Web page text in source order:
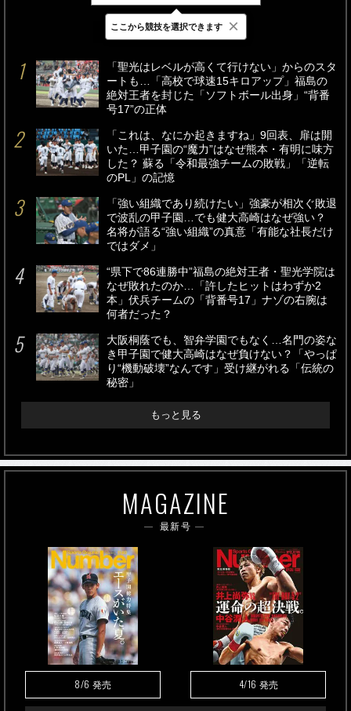
最新 24時間 週間
「聖光はレベルが高くて行けない」からのスタ
ートも…「高校で球速15キロアップ」福島の
絶対王者を封じた「ソフトボール出身」“背番
号17”の正体
「これは、なにか起きますね」9回表、扉は開
いた…甲子園の“魔力”はなぜ熊本・有明に味方
した？ 蘇る「令和最強チームの敗戦」「逆転
のPL」の記憶
「強い組織であり続けたい」強豪が相次ぐ敗退
で波乱の甲子園…でも健大高崎はなぜ強い？
名将が語る“強い組織”の真意「有能な社長だけ
ではダメ」
“県下で86連勝中”福島の絶対王者・聖光学院は
なぜ敗れたのか…「許したヒットはわずか2
本」伏兵チームの「背番号17」ナゾの右腕は
何者だった？
大阪桐蔭でも、智弁学園でもなく…名門の姿な
き甲子園で健大高崎はなぜ負けない？「やっぱ
り“機動破壊”なんです」受け継がれる「伝統の
秘密」
もっと見る
MAGAZINE
最新号
8/6 発売 4/16 発売
ここから競技を選択できます ×